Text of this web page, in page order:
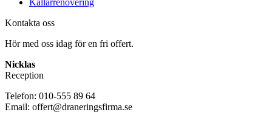
Kontakta oss
Hör med oss idag för en fri offert.
Nicklas
Reception
Telefon: 010-555 89 64
Email: offert@draneringsfirma.se